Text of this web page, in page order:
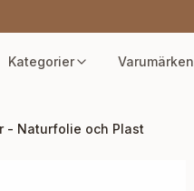
Kategorier Varumärken
- Naturfolie och Plast